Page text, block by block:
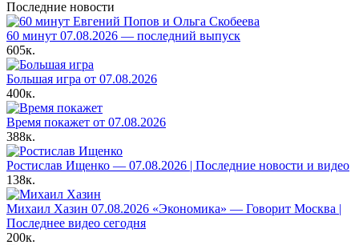
Последние новости
60 минут 07.08.2026 — последний выпуск
605к.
Большая игра от 07.08.2026
400к.
Время покажет от 07.08.2026
388к.
Ростислав Ищенко — 07.08.2026 | Последние новости и видео
138к.
Михаил Хазин 07.08.2026 «Экономика» — Говорит Москва |
Последнее видео сегодня
200к.